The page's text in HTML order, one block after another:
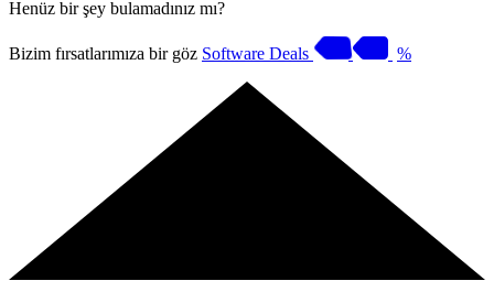
Henüz bir şey bulamadınız mı?
Bizim fırsatlarımıza bir göz Software Deals %